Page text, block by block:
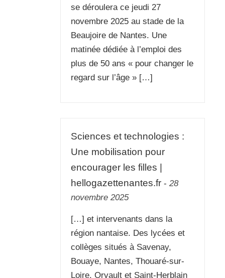
se déroulera ce jeudi 27
novembre 2025 au stade de la
Beaujoire de Nantes. Une
matinée dédiée à l’emploi des
plus de 50 ans « pour changer le
regard sur l’âge » […]
Sciences et technologies :
Une mobilisation pour
encourager les filles |
hellogazettenantes.fr - 28
novembre 2025
[…] et intervenants dans la
région nantaise. Des lycées et
collèges situés à Savenay,
Bouaye, Nantes, Thouaré-sur-
Loire, Orvault et Saint-Herblain